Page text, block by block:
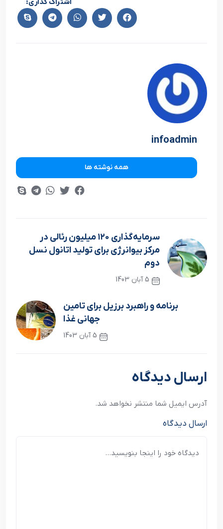
اشتراک گذاری:
infoadmin
همه نوشته ها
سرمایه‌گذاری ۱۲۰ میلیون رئالی در
مرکز بیوانرژی برای تولید اتانول نسل
دوم
5 آبان 1403
برنامه و راهبرد برزیل برای تامین
جهانی غذا
5 آبان 1403
نوشته بعدی
ارسال دیدگاه
آدرس ایمیل شما منتشر نخواهد شد.
ارسال دیدگاه